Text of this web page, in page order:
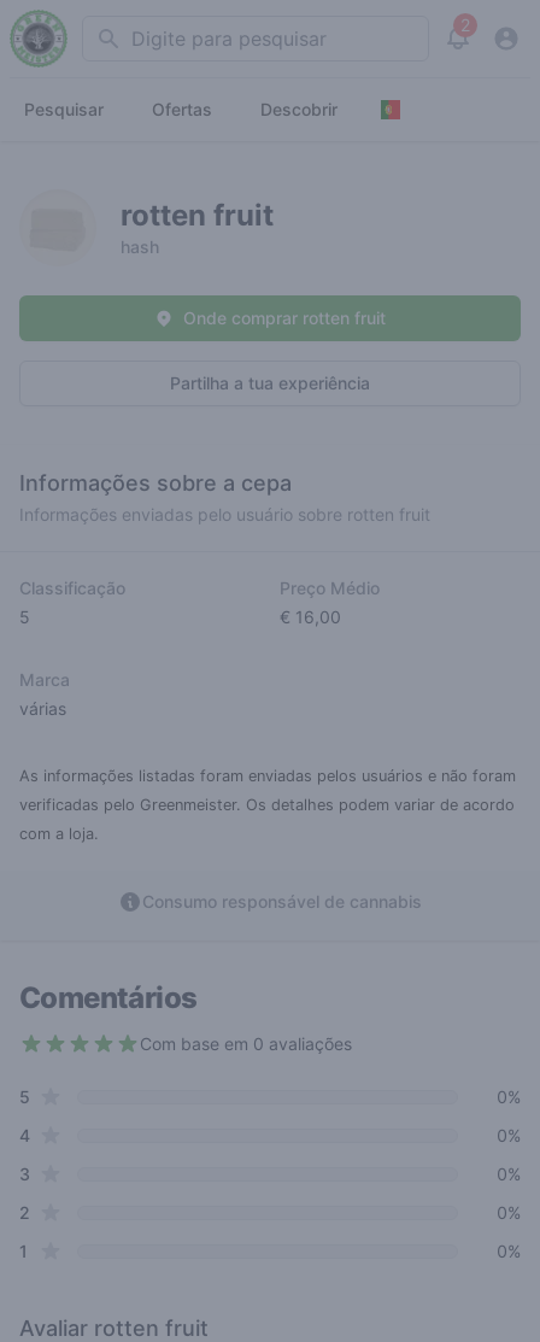
Search 2
View
Pesquisar Ofertas Descobrir
rotten fruit
hash
Partilha a tua experiência
Onde comprar rotten fruit
Informações sobre a cepa
Informações enviadas pelo usuário sobre rotten fruit
Classificação
5
Preço Médio
€ 16,00
Marca
várias
As informações listadas foram enviadas pelos usuários e não foram
verificadas pelo Greenmeister. Os detalhes podem variar de acordo
com a loja.
Consumo responsável de cannabis
Comentários
Com base em 0 avaliações
Review data
5
0%
4star reviews
0%
3
0%
2
0%
1
0%
Avaliar rotten fruit